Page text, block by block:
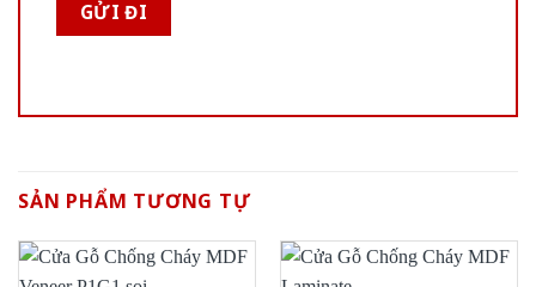
SẢN PHẨM TƯƠNG TỰ